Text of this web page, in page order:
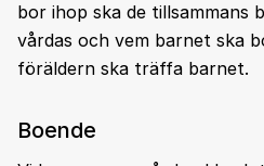
bor ihop ska de tillsammans
vårdas och vem barnet ska
föräldern ska träffa barnet.
Boende